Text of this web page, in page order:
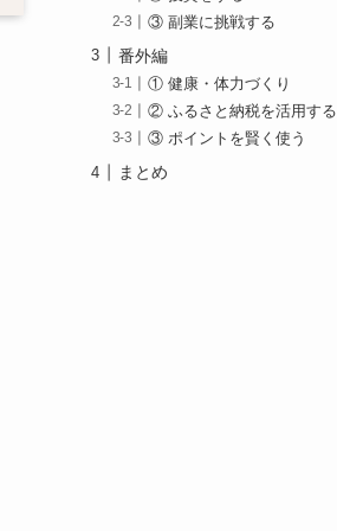
③ 副業に挑戦する
番外編
① 健康・体力づくり
② ふるさと納税を活用する
③ ポイントを賢く使う
まとめ